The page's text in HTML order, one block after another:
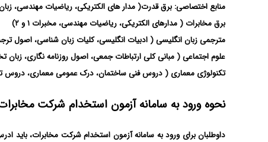
منابع اختصاصی: برق قدرت( مدار های الکتریکی، ریاضیات مهندسی،
برق مخابرات ( مدارهای الکتریکی، ریاضیات مهندسی، مخبرات ۱ و ۲)
مترجمی زبان انگلیسی ( ادبیات انگلیسی، کلیات زبان شناسی، اصول
علوم اجتماعی ( مبانی کلی ارتباطات جمعی، اصول روزنامه نگاری،
تکنولوژی معماری ( دروس فنی ساختمان، درک عمومی معماری، دروس
نحوه ورود به سامانه آزمون استخدام شرکت